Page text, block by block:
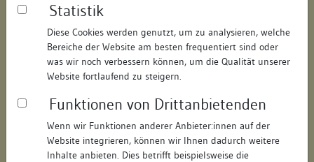
Statistik
Diese Cookies werden genutzt, um zu analysieren, welche
Bereiche der Website am besten frequentiert sind oder
was wir noch verbessern können, um die Qualität unserer
Website fortlaufend zu steigern.
Funktionen von Drittanbietenden
Wenn wir Funktionen anderer Anbieter:innen auf der
Website integrieren, können wir Ihnen dadurch weitere
Inhalte anbieten. Dies betrifft beispielsweise die
Objektdaten
Straße: Pfarrgasse
Hausnummer: 16 und 18
Postleitzahl: 74354
Stadt-Teilort: Besigheim